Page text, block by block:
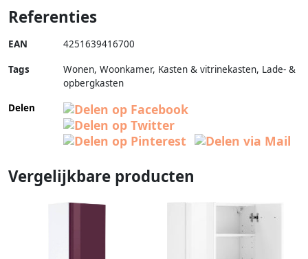
Referenties
EAN 4251639416700
Tags
Wonen, Woonkamer, Kasten & vitrinekasten, Lade- &
opbergkasten
Delen
Vergelijkbare producten